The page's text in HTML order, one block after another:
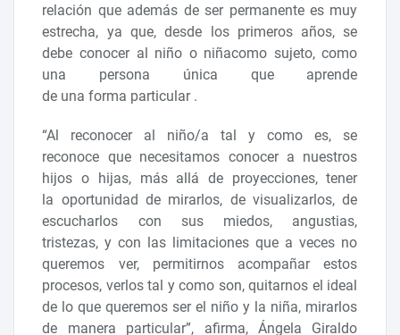
relación que además de ser permanente es muy
estrecha, ya que, desde los primeros años, se
debe conocer al niño o niñacomo sujeto, como
una persona única que aprende
de una forma particular .
“Al reconocer al niño/a tal y como es, se
reconoce que necesitamos conocer a nuestros
hijos o hijas, más allá de proyecciones, tener
la oportunidad de mirarlos, de visualizarlos, de
escucharlos con sus miedos, angustias,
tristezas, y con las limitaciones que a veces no
queremos ver, permitirnos acompañar estos
procesos, verlos tal y como son, quitarnos el ideal
de lo que queremos ser el niño y la niña, mirarlos
de manera particular”, afirma, Ángela Giraldo